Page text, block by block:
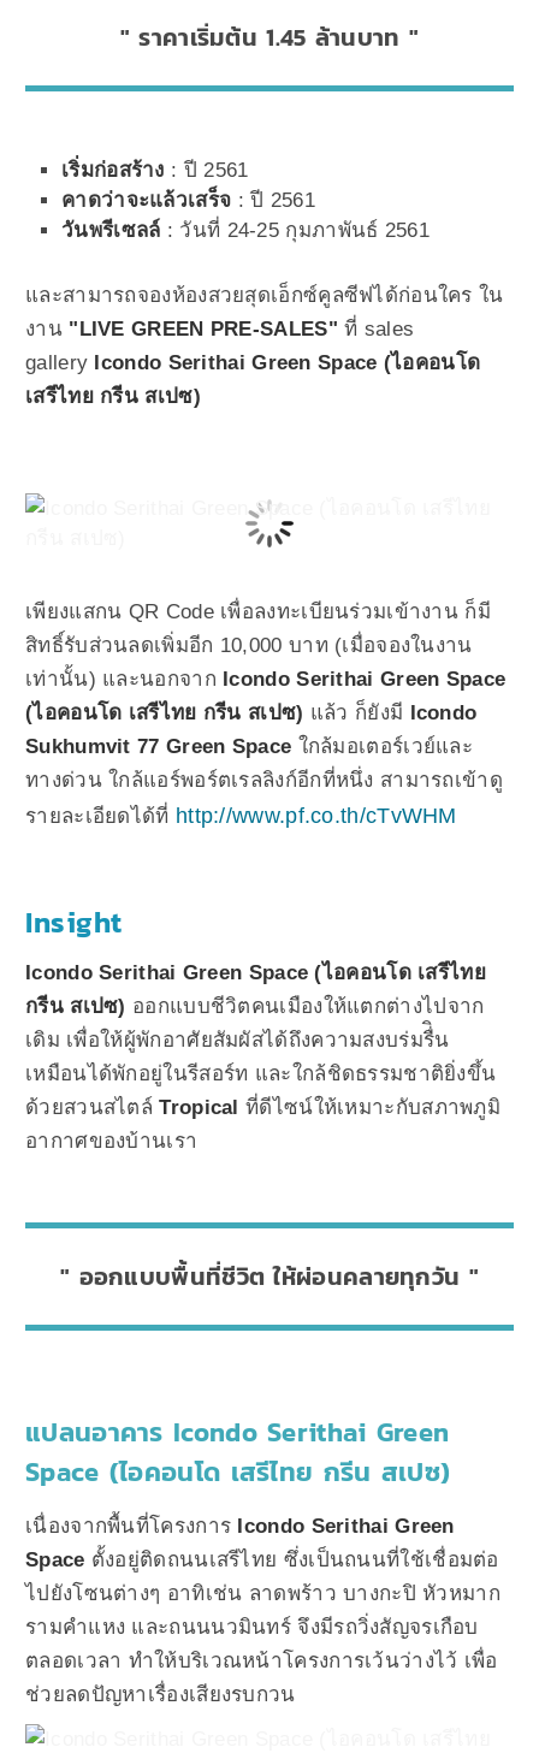
ราคาเริ่มต้น 1.45 ล้านบาท
เริ่มก่อสร้าง : ปี 2561
คาดว่าจะแล้วเสร็จ : ปี 2561
วันพรีเซลล์ : วันที่ 24-25 กุมภาพันธ์ 2561
และสามารถจองห้องสวยสุดเอ็กซ์คูลซีฟได้ก่อนใคร ใน
งาน "LIVE GREEN PRE-SALES" ที่ sales
gallery Icondo Serithai Green Space (ไอคอนโด
เสรีไทย กรีน สเปซ)
เพียงแสกน QR Code เพื่อลงทะเบียนร่วมเข้างาน ก็มี
สิทธิ์รับส่วนลดเพิ่มอีก 10,000 บาท (เมื่อจองในงาน
เท่านั้น) และนอกจาก Icondo Serithai Green Space
(ไอคอนโด เสรีไทย กรีน สเปซ) แล้ว ก็ยังมี Icondo
Sukhumvit 77 Green Space ใกล้มอเตอร์เวย์และ
ทางด่วน ใกล้แอร์พอร์ตเรลลิงก์อีกที่หนึ่ง สามารถเข้าดู
รายละเอียดได้ที่ http://www.pf.co.th/cTvWHM
Insight
Icondo Serithai Green Space (ไอคอนโด เสรีไทย
กรีน สเปซ) ออกแบบชีวิตคนเมืองให้แตกต่างไปจาก
เดิม เพื่อให้ผู้พักอาศัยสัมผัสได้ถึงความสงบร่มรื่ิน
เหมือนได้พักอยู่ในรีสอร์ท และใกล้ชิดธรรมชาติยิ่งขึ้น
ด้วยสวนสไตล์Tropical ที่ดีไซน์ให้เหมาะกับสภาพภูมิ
อากาศของบ้านเรา
ออกแบบพื้นที่ชีวิต ให้ผ่อนคลายทุกวัน
แปลนอาคาร Icondo Serithai Green
Space (ไอคอนโด เสรีไทย กรีน สเปซ)
เนื่องจากพื้นที่โครงการ Icondo Serithai Green
Space ตั้งอยู่ติดถนนเสรีไทย ซึ่งเป็นถนนที่ใช้เชื่อมต่อ
ไปยังโซนต่างๆ อาทิเช่น ลาดพร้าว บางกะปิ หัวหมาก
รามคำแหง และถนนนวมินทร์ จึงมีรถวิ่งสัญจรเกือบ
ตลอดเวลา ทำให้บริเวณหน้าโครงการเว้นว่างไว้ เพื่อ
ช่วยลดปัญหาเรื่องเสียงรบกวน